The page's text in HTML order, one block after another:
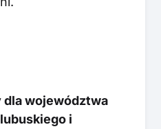
dla województwa
i